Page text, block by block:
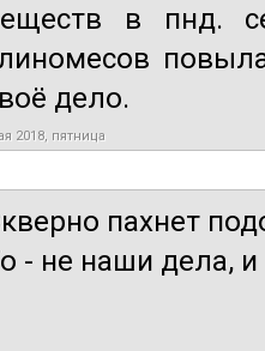
в пнд.
дело.
2018, пятница
пахнет
- не наши дела,